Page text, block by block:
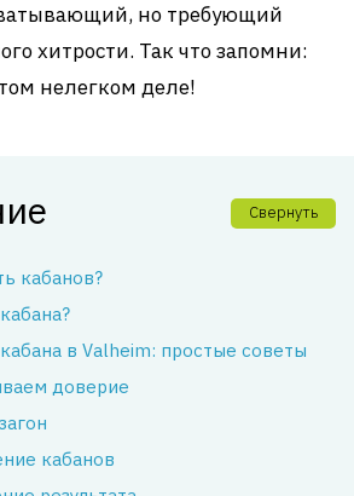
но требующий
хитрости. Так что запомни:
нелегком деле!
Свернуть
кабанов?
в Valheim: простые советы
доверие
кабанов